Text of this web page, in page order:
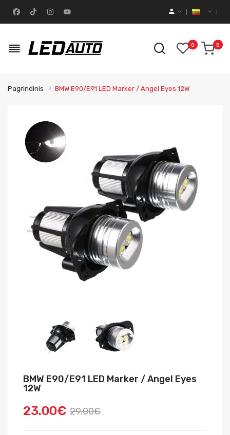
0 0
Pagrindinis BMW E90/E91 LED Marker / Angel Eyes 12W
BMW E90/E91 LED Marker / Angel Eyes
12W
23.00€ 29.00€